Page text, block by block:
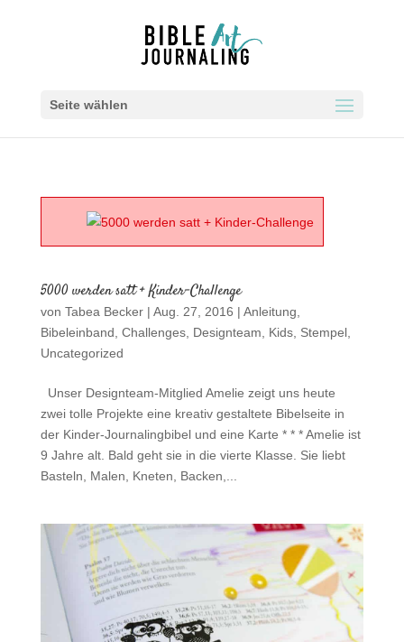
Seite wählen
5000 werden satt + Kinder-Challenge
von Tabea Becker| Aug. 27, 2016 | Anleitung,
Bibeleinband, Challenges, Designteam, Kids, Stempel,
Uncategorized
Unser Designteam-Mitglied Amelie zeigt uns heute
zwei tolle Projekte eine kreativ gestaltete Bibelseite in
der Kinder-Journalingbibel und eine Karte * * * Amelie ist
9 Jahre alt. Bald geht sie in die vierte Klasse. Sie liebt
Basteln, Malen, Kneten, Backen,...